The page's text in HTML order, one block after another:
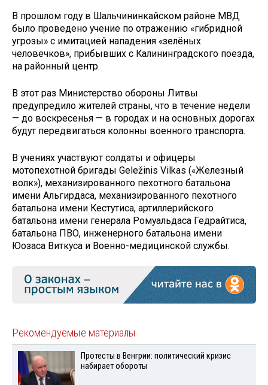
В прошлом году в Шальчининкайском районе МВД
было проведено учение по отражению «гибридной
угрозы» с имитацией нападения «зелёных
человечков», прибывших с Калининградского поезда,
на районный центр.
В этот раз Министерство обороны Литвы
предупредило жителей страны, что в течение недели
— до воскресенья — в городах и на основных дорогах
будут передвигаться колонны военного транспорта.
В учениях участвуют солдаты и офицеры
мотопехотной бригады Geležinis Vilkas («Железный
волк»), механизированного пехотного батальона
имени Альгирдаса, механизированного пехотного
батальона имени Кестутиса, артиллерийского
батальона имени генерала Ромуальдаса Гедрайтиса,
батальона ПВО, инженерного батальона имени
Юозаса Виткуса и Военно-медицинской службы.
Рекомендуемые материалы
Протесты в Венгрии: политический кризис
набирает обороты